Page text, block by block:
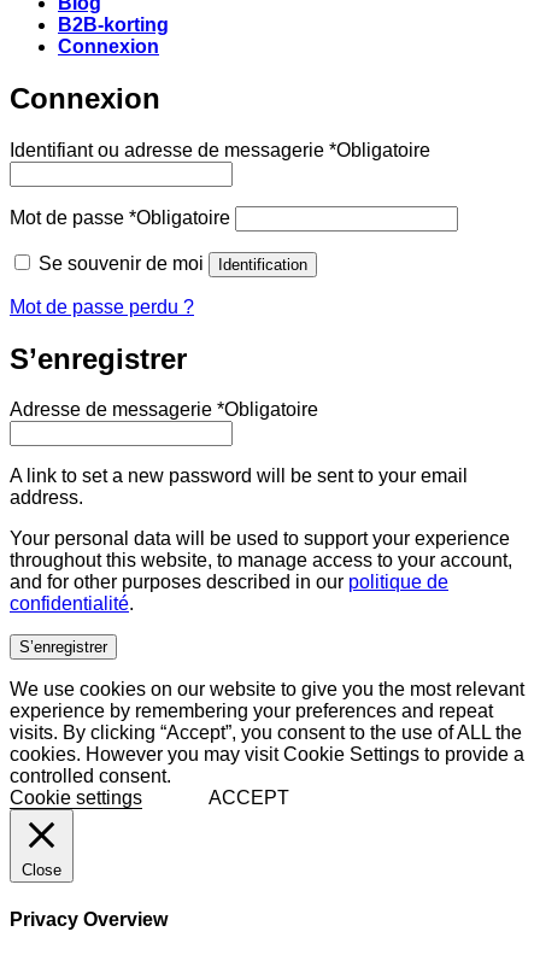
B2B-korting
Connexion
Connexion
Identifiant ou adresse de messagerie *Obligatoire
Mot de passe *Obligatoire
Se souvenir de moi Identification
Mot de passe perdu ?
S’enregistrer
Adresse de messagerie *Obligatoire
A link to set a new password will be sent to your email
address.
Your personal data will be used to support your experience
throughout this website, to manage access to your account,
and for other purposes described in our politique de
confidentialité.
S’enregistrer
We use cookies on our website to give you the most relevant
experience by remembering your preferences and repeat
visits. By clicking “Accept”, you consent to the use of ALL the
cookies. However you may visit Cookie Settings to provide a
controlled consent.
Cookie settings
ACCEPT
Close
Privacy Overview